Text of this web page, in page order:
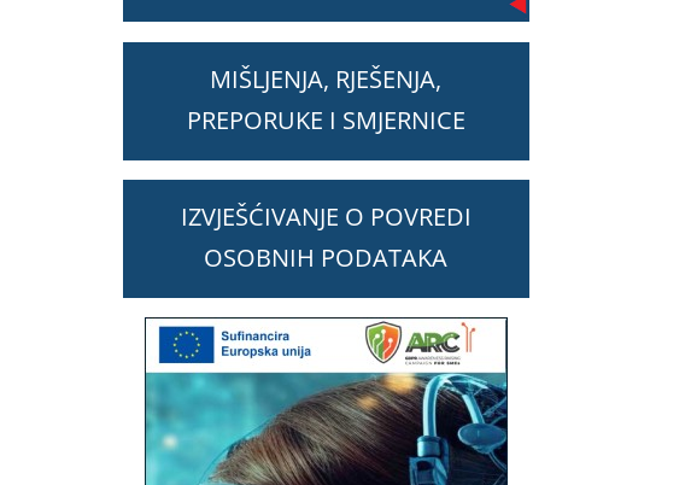
MIŠLJENJA, RJEŠENJA,
PREPORUKE I SMJERNICE
IZVJEŠĆIVANJE O POVREDI
OSOBNIH PODATAKA